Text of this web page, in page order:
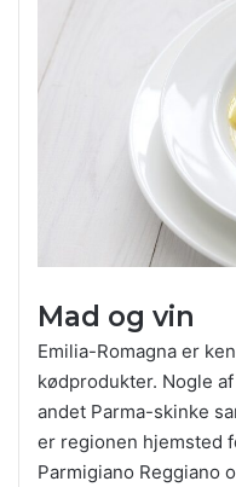
Mad og vin
Emilia-Romagna er
kødprodukter. Nogle
andet Parma-skinke
er regionen hjemsted
Parmigiano Reggiano